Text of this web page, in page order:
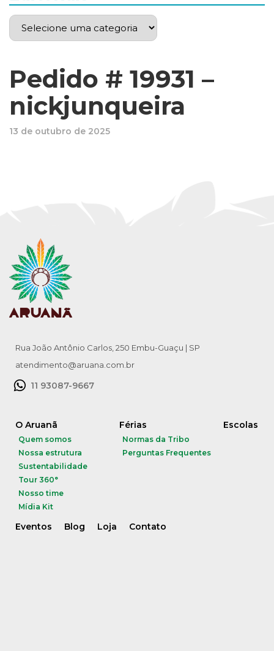
Pedido # 19931 –
nickjunqueira
13 de outubro de 2025
Rua João Antônio Carlos, 250 Embu-Guaçu | SP
atendimento@aruana.com.br
11 93087-9667
O Aruanã
Quem somos
Nossa estrutura
Sustentabilidade
Tour 360°
Nosso time
Mídia Kit
Férias
Normas da Tribo
Perguntas Frequentes
Escolas
Eventos Blog Loja Contato